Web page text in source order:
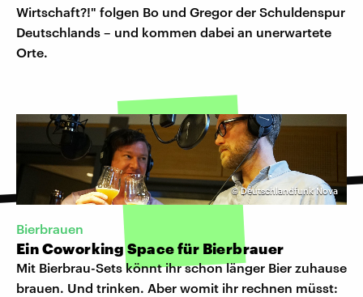
Wirtschaft?!" folgen Bo und Gregor der Schuldenspur
Deutschlands – und kommen dabei an unerwartete
Orte.
©Deutschlandfunk Nova
Bierbrauen
Ein Coworking Space für Bierbrauer
Mit Bierbrau-Sets könnt ihr schon länger Bier zuhause
brauen. Und trinken. Aber womit ihr rechnen müsst: